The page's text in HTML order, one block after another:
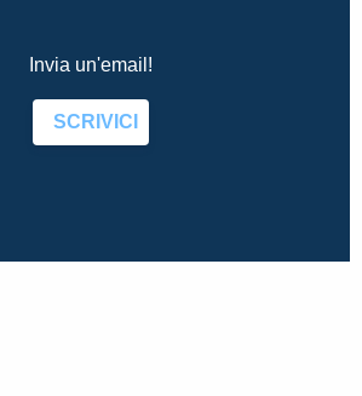
Invia un'email!
SCRIVICI